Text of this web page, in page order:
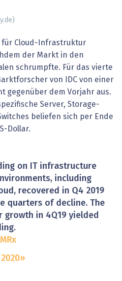
für Cloud-Infrastruktur
der Markt in den
schrumpfte. Für das vierte
von IDC von einer
gegenüber dem Vorjahr aus.
Server, Storage-
beliefen sich per Ende
Dollar.
on IT infrastructure
including
recovered in Q4 2019
quarters of decline. The
growth in 4Q19 yielded